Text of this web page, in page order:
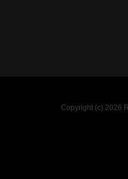
Copyright (c) 2026